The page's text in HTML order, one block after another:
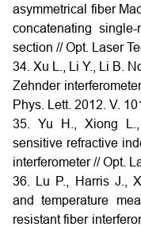
asymmetrical fiber
concatenating
section // Opt. Laser
34. Xu L., Li Y., Li B.
Zehnder
Phys. Lett. 2012. V.
35. Yu H., Xiong
sensitive refractive
interferometer // Opt.
36. Lu P., Harris J.,
and temperature
resistant fiber